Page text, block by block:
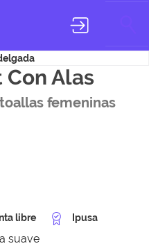
Alas
femeninas
libre Ipusa
suave